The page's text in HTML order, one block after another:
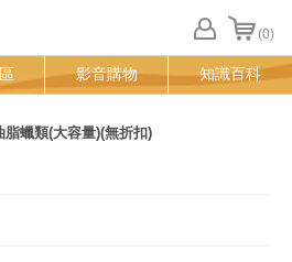
(0)
FB
登
影音購物 知識百科
脂蠟類(大容量)(無折扣)